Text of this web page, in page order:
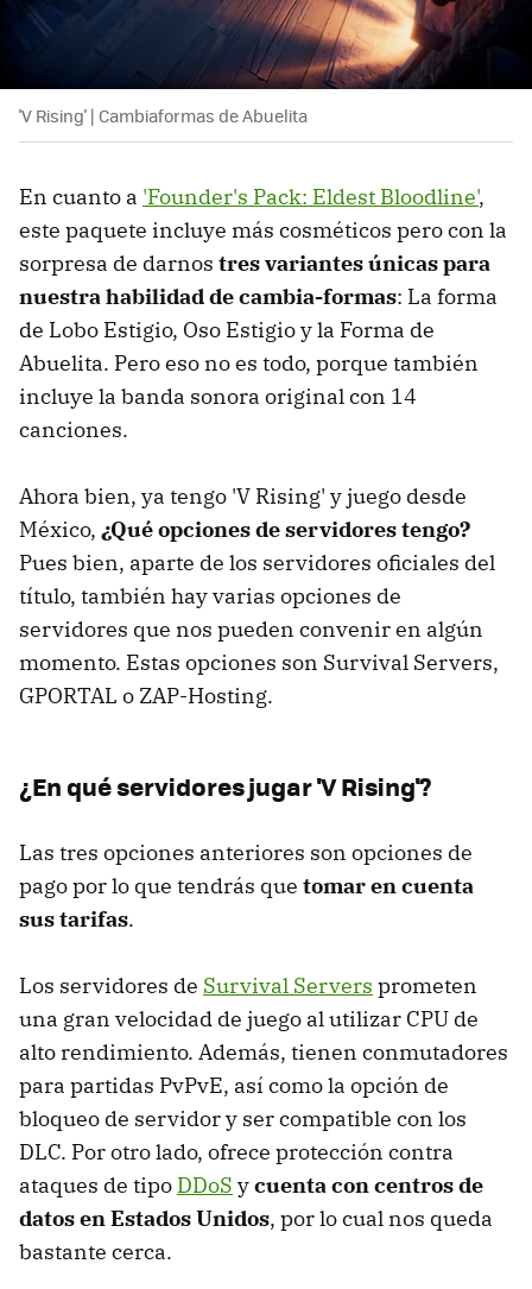
'V Rising' | Cambiaformas de Abuelita
En cuanto a 'Founder's Pack: Eldest Bloodline',
este paquete incluye más cosméticos pero con la
sorpresa de darnos tres variantes únicas para
nuestra habilidad de cambia-formas: La forma
de Lobo Estigio, Oso Estigio y la Forma de
Abuelita. Pero eso no es todo, porque también
incluye la banda sonora original con 14
canciones.
Ahora bien, ya tengo 'V Rising' y juego desde
México, ¿Qué opciones de servidores tengo?
Pues bien, aparte de los servidores oficiales del
título, también hay varias opciones de
servidores que nos pueden convenir en algún
momento. Estas opciones son Survival Servers,
GPORTAL o ZAP-Hosting.
¿En qué servidores jugar 'V Rising'?
Las tres opciones anteriores son opciones de
pago por lo que tendrás que tomar en cuenta
sus tarifas.
Los servidores de Survival Servers prometen
una gran velocidad de juego al utilizar CPU de
alto rendimiento. Además, tienen conmutadores
para partidas PvPvE, así como la opción de
bloqueo de servidor y ser compatible con los
DLC. Por otro lado, ofrece protección contra
ataques de tipo DDoS ycuenta con centros de
datos en Estados Unidos, por lo cual nos queda
bastante cerca.